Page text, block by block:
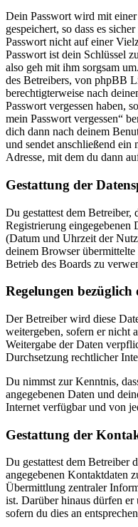
Dein Passwort wird mit
gespeichert, so dass es
Passwort nicht auf einer
Passwort ist dein Schlüssel
also geh mit ihm sorgsam
des Betreibers, von phpBB
berechtigterweise nach
Passwort vergessen haben,
mein Passwort vergessen“
dich dann nach deinem
und sendet anschließend ein
Adresse, mit dem du dann
Gestattung der
Du gestattest dem
Registrierung eingegebenen
(Datum und Uhrzeit der
deinem Browser
Betrieb des Boards zu
Regelungen
Der Betreiber wird diese
weitergeben, sofern er nicht
Weitergabe der Daten
Durchsetzung rechtlicher
Du nimmst zur Kenntnis,
angegebenen Daten und
Internet verfügbar und von
Gestattung der
Du gestattest dem Betreiber
angegebenen Kontaktdaten
Übermittlung zentraler
ist. Darüber hinaus dürfen
sofern du dies an